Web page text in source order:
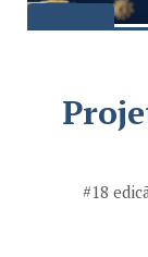
#18